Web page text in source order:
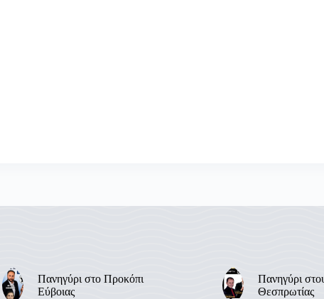
Πανηγύρι στο Προκόπι
Εύβοιας
Πανηγύρι
Θεσπρωτίας